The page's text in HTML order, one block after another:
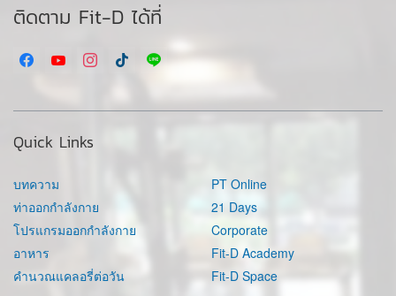
ติดตาม Fit-D ได้ที่
Quick Links
บทความ
ท่าออกกำลังกาย
โปรแกรมออกกำลังกาย
อาหาร
คำนวณแคลอรี่ต่อวัน
PT Online
21 Days
Corporate
Fit-D Academy
Fit-D Space